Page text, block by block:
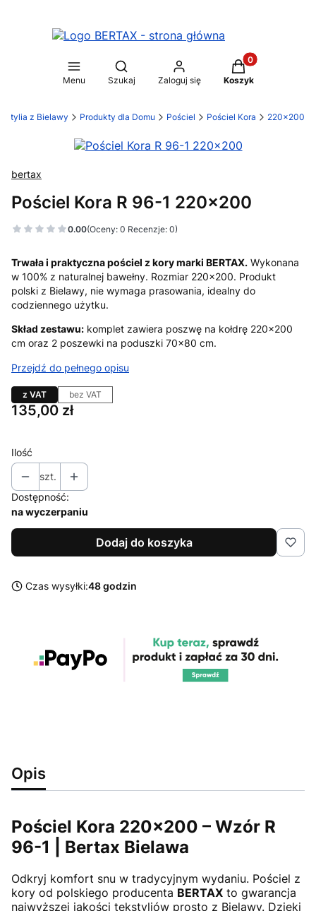
Menu
Otwórz wyszukiwarkę
Szukaj Zaloguj się
Produkty w
Koszyk
z Bielawy Produkty dla Domu Pościel Pościel Kora 220x200
bertax
Pościel Kora R 96-1 220x200
0.00(Oceny: 0 Recenzje: 0)
Trwała i praktyczna pościel z kory marki BERTAX. Wykonana
w 100% z naturalnej bawełny. Rozmiar 220x200. Produkt
polski z Bielawy, nie wymaga prasowania, idealny do
codziennego użytku.
Skład zestawu: komplet zawiera poszwę na kołdrę 220×200
cm oraz 2 poszewki na poduszki 70×80 cm.
Przejdź do pełnego opisu
z VAT bez VAT
Cena
135,00 zł
Ilość
szt.
Dostępność:
na wyczerpaniu
Dodaj do koszyka
Czas wysyłki:48 godzin
Opis
Pościel Kora 220x200 – Wzór R
96-1 | Bertax Bielawa
Odkryj komfort snu w tradycyjnym wydaniu. Pościel z
kory od polskiego producenta BERTAX to gwarancja
najwyższej jakości tekstyliów prosto z Bielawy. Dzięki